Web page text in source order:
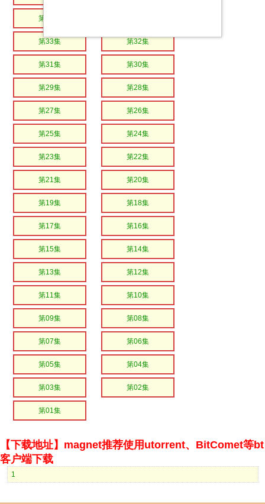
第35集
第33集 第32集
第31集 第30集
第29集 第28集
第27集 第26集
第25集 第24集
第23集 第22集
第21集 第20集
第19集 第18集
第17集 第16集
第15集 第14集
第13集 第12集
第11集 第10集
第09集 第08集
第07集 第06集
第05集 第04集
第03集 第02集
第01集
【下载地址】magnet推荐使用utorrent、BitComet等bt
客户端下载
1